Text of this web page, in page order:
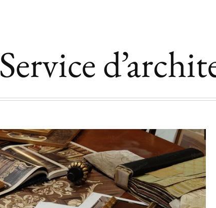
Service